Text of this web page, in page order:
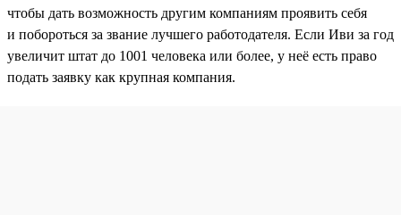
чтобы дать возможность другим компаниям проявить себя
и побороться за звание лучшего работодателя. Если Иви за год
увеличит штат до 1001 человека или более, у неё есть право
подать заявку как крупная компания.